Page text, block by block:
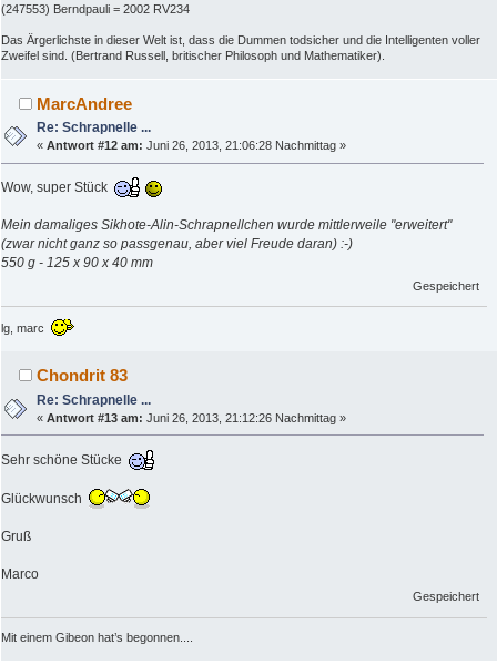
(247553) Berndpauli = 2002 RV234
Das Ärgerlichste in dieser Welt ist, dass die Dummen todsicher und die Intelligenten voller
Zweifel sind. (Bertrand Russell, britischer Philosoph und Mathematiker).
MarcAndree
Re: Schrapnelle ...
«Antwort #12 am: Juni 26, 2013, 21:06:28 Nachmittag »
Wow, super Stück
Mein damaliges Sikhote-Alin-Schrapnellchen wurde mittlerweile "erweitert"
(zwar nicht ganz so passgenau, aber viel Freude daran) :-)
550 g - 125 x 90 x 40 mm
Gespeichert
lg, marc
Chondrit 83
Re: Schrapnelle ...
«Antwort #13 am: Juni 26, 2013, 21:12:26 Nachmittag »
Sehr schöne Stücke
Glückwunsch
Gruß
Marco
Gespeichert
Mit einem Gibeon hat’s begonnen....